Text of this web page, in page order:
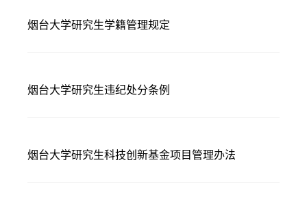
烟台大学研究生学籍管理规定
烟台大学研究生违纪处分条例
烟台大学研究生科技创新基金项目管理办法